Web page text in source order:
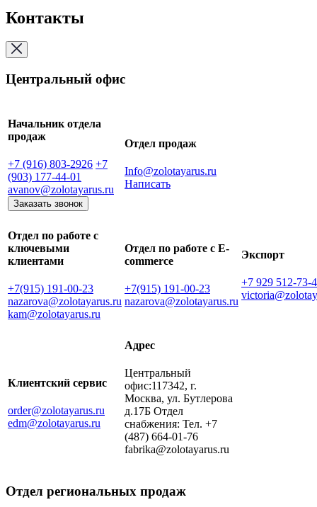
Контакты
Центральный офис
Начальник отдела
продаж
+7 (916) 803-2926 +7
(903) 177-44-01
avanov@zolotayarus.ru
Заказать звонок
Отдел продаж
Info@zolotayarus.ru
Написать
Отдел по работе с
ключевыми
клиентами
+7(915) 191-00-23
nazarova@zolotayarus.ru
kam@zolotayarus.ru
Отдел по работе с E-
commerce
+7(915) 191-00-23
nazarova@zolotayarus.ru
Экспорт
+7 929 512-73-
Клиентский сервис
order@zolotayarus.ru
edm@zolotayarus.ru
Адрес
Центральный
офис:117342, г.
Москва, ул. Бутлерова
д.17Б Отдел
снабжения: Тел. +7
(487) 664-01-76
fabrika@zolotayarus.ru
Отдел региональных продаж